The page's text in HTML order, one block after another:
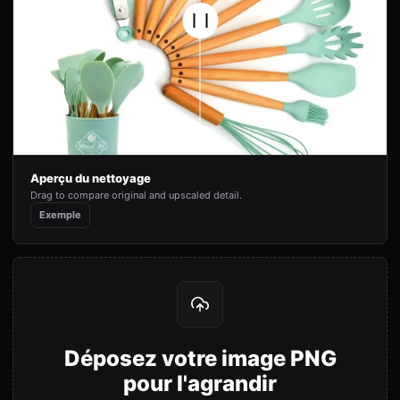
Aperçu du nettoyage
Drag to compare original and upscaled detail.
Exemple
Déposez votre image PNG
pour l'agrandir